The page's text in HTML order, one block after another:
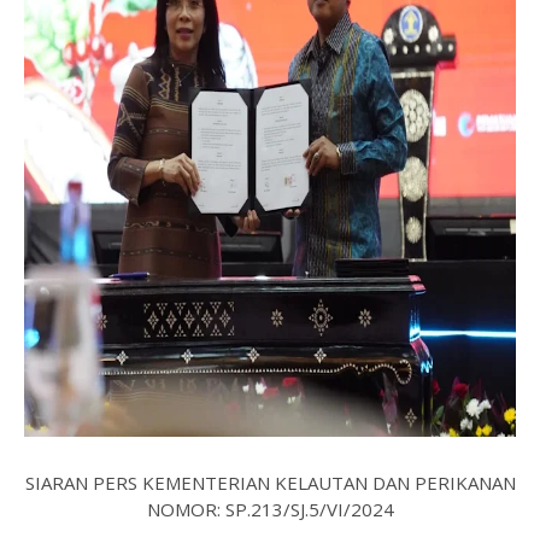
SIARAN PERS KEMENTERIAN KELAUTAN DAN PERIKANAN
NOMOR: SP.213/SJ.5/VI/2024